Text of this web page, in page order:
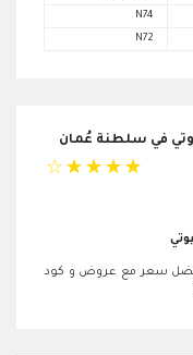
N74
N72
في سلطنة عُمان
☆ ☆ ☆ ☆ ☆
سعر مع عروض و كود